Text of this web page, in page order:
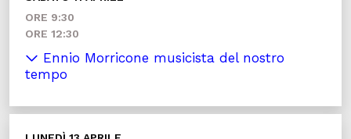
ORE 9:30
ORE 12:30
Ennio Morricone musicista del nostro
tempo